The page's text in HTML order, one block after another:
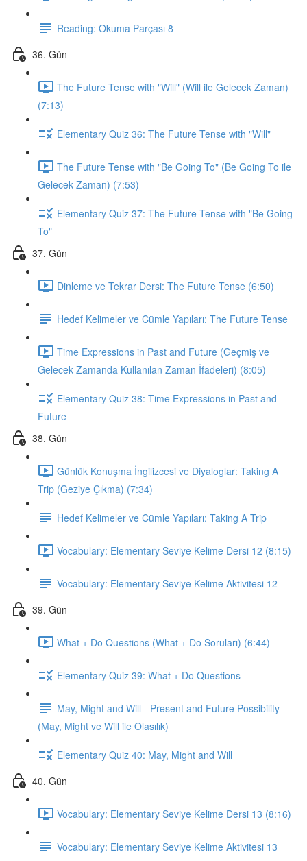
Reading: Okuma Parçası 8
36. Gün
The Future Tense with "Will" (Will ile Gelecek Zaman)
(7:13)
Elementary Quiz 36: The Future Tense with "Will"
The Future Tense with "Be Going To" (Be Going To ile
Gelecek Zaman) (7:53)
Elementary Quiz 37: The Future Tense with "Be Going
To"
37. Gün
Dinleme ve Tekrar Dersi: The Future Tense (6:50)
Hedef Kelimeler ve Cümle Yapıları: The Future Tense
Time Expressions in Past and Future (Geçmiş ve
Gelecek Zamanda Kullanılan Zaman İfadeleri) (8:05)
Elementary Quiz 38: Time Expressions in Past and
Future
38. Gün
Günlük Konuşma İngilizcesi ve Diyaloglar: Taking A
Trip (Geziye Çıkma) (7:34)
Hedef Kelimeler ve Cümle Yapıları: Taking A Trip
Vocabulary: Elementary Seviye Kelime Dersi 12 (8:15)
Vocabulary: Elementary Seviye Kelime Aktivitesi 12
39. Gün
What + Do Questions (What + Do Soruları) (6:44)
Elementary Quiz 39: What + Do Questions
May, Might and Will - Present and Future Possibility
(May, Might ve Will ile Olasılık)
Elementary Quiz 40: May, Might and Will
40. Gün
Vocabulary: Elementary Seviye Kelime Dersi 13 (8:16)
Vocabulary: Elementary Seviye Kelime Aktivitesi 13